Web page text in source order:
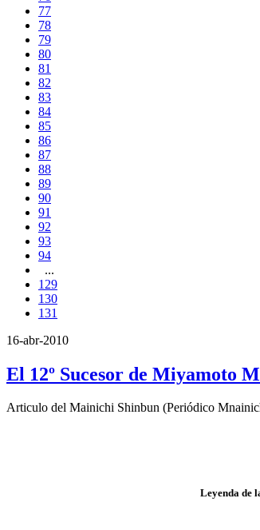
77
78
79
80
81
82
83
84
85
86
87
88
89
90
91
92
93
94
...
129
130
131
16-abr-2010
El 12º Sucesor de Miyamoto
Articulo del Mainichi Shinbun (Periódico
Leyenda de